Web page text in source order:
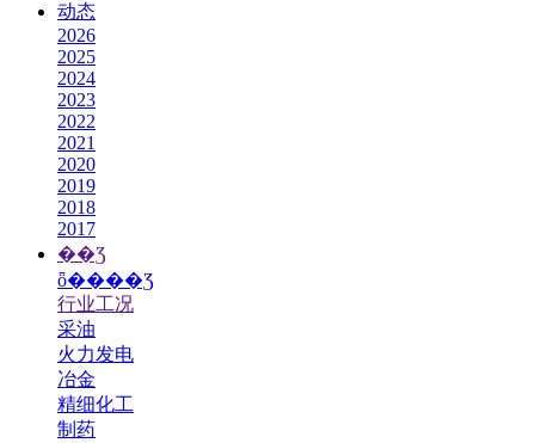
动态
2026
2025
2024
2023
2022
2021
2020
2019
2018
2017
��Ʒ
ȫ����Ʒ
行业工况
采油
火力发电
冶金
精细化工
制药